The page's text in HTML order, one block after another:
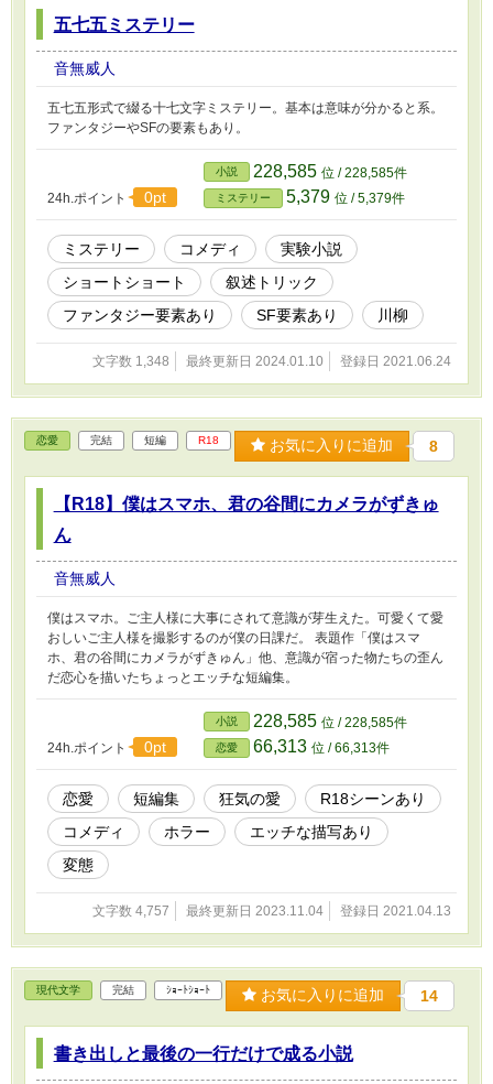
五七五ミステリー
音無威人
五七五形式で綴る十七文字ミステリー。基本は意味が分かると系。
ファンタジーやSFの要素もあり。
24h.ポイント 0pt
小説 228,585 位 / 228,585件
ミステリー 5,379 位 / 5,379件
ミステリー コメディ
実験小説
ショートショート
叙述トリック
ファンタジー要素あり
SF要素あり 川柳
文字数 1,348 最終更新日 2024.01.10 登録日 2021.06.24
恋愛 完結 短編 R18 お気に入りに追加 8
【R18】僕はスマホ、君の谷間にカメラがずきゅ
ん
音無威人
僕はスマホ。ご主人様に大事にされて意識が芽生えた。可愛くて愛
おしいご主人様を撮影するのが僕の日課だ。 表題作「僕はスマ
ホ、君の谷間にカメラがずきゅん」他、意識が宿った物たちの歪ん
だ恋心を描いたちょっとエッチな短編集。
24h.ポイント 0pt
小説 228,585 位 / 228,585件
恋愛 66,313 位 / 66,313件
恋愛 短編集 狂気の愛
R18シーンあり
コメディ
ホラー
エッチな描写あり
変態
文字数 4,757 最終更新日 2023.11.04 登録日 2021.04.13
現代文学 完結 ｼｮｰﾄｼｮｰﾄ お気に入りに追加 14
書き出しと最後の一行だけで成る小説